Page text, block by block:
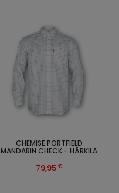
CHEMISE PORTFIELD
MANDARIN CHECK - HÄRKILA
79,95 €